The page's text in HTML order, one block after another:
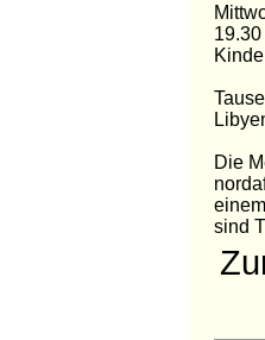
19.30
Die
sind